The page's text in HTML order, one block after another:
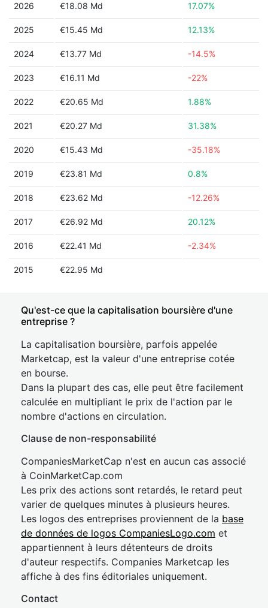
2026 €18.08 Md 17.07%
2025 €15.45 Md 12.13%
2024 €13.77 Md -14.5%
2023 €16.11 Md -22%
2022 €20.65 Md 1.88%
2021 €20.27 Md 31.38%
2020 €15.43 Md -35.18%
2019 €23.81 Md 0.8%
2018 €23.62 Md -12.26%
2017 €26.92 Md 20.12%
2016 €22.41 Md -2.34%
2015 €22.95 Md
Qu'est-ce que la capitalisation boursière d'une
entreprise ?
La capitalisation boursière, parfois appelée
Marketcap, est la valeur d'une entreprise cotée
en bourse.
Dans la plupart des cas, elle peut être facilement
calculée en multipliant le prix de l'action par le
nombre d'actions en circulation.
Clause de non-responsabilité
CompaniesMarketCap n'est en aucun cas associé
à CoinMarketCap.com
Les prix des actions sont retardés, le retard peut
varier de quelques minutes à plusieurs heures.
Les logos des entreprises proviennent de la base
de données de logos CompaniesLogo.com et
appartiennent à leurs détenteurs de droits
d'auteur respectifs. Companies Marketcap les
affiche à des fins éditoriales uniquement.
Contact